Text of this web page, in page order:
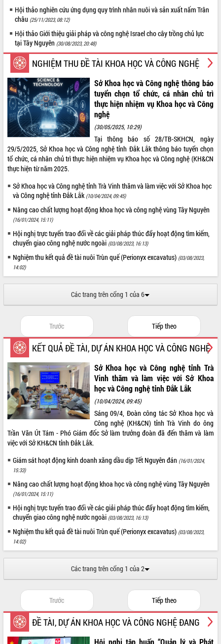
Hội thảo nghiên cứu ứng dụng quy trình nhân nuôi và sản xuất nấm Trân
châu (25/11/2023, 08:12)
Hội thảo Giới thiệu giải pháp và công nghệ Israel cho cây trồng chủ lực
tại Tây Nguyên (30/08/2023, 20:48)
NGHIỆM THU ĐỀ TÀI KHOA HỌC VÀ CÔNG NGHỆ
Sở Khoa học và Công nghệ thông báo
tuyển chọn tổ chức, cá nhân chủ trì
thực hiện nhiệm vụ Khoa học và Công
nghệ
(30/05/2025, 10:29)
Tại thông báo số 28/TB-SKHCN, ngày
29/5/2025, Sở Khoa học và Công nghệ tỉnh Đắk Lắk thông báo tuyển chọn
tổ chức, cá nhân chủ trì thực hiện nhiệm vụ Khoa học và Công nghệ (KH&CN
thực hiện từ năm 2025.
Sở Khoa học và Công nghệ tỉnh Trà Vinh thăm và làm việc với Sở Khoa học
và Công nghệ tỉnh Đắk Lắk (10/04/2024, 09:45)
Nâng cao chất lượng hoạt động khoa học và công nghệ vùng Tây Nguyên
(16/01/2024, 15:11)
Hội nghị trực tuyến trao đổi về các giải pháp thúc đẩy hoạt động tìm kiếm,
chuyển giao công nghệ nước ngoài (03/08/2023, 16:13)
Nghiệm thu kết quả đề tài nuôi Trùn quế (Perionyx excavatus) (03/08/2023,
14:02)
Các trang trên cổng 1 của 6
Trước Tiếp theo
KẾT QUẢ ĐỀ TÀI, DỰ ÁN KHOA HỌC VÀ CÔNG NGHỆ
Sở Khoa học và Công nghệ tỉnh Trà
Vinh thăm và làm việc với Sở Khoa
học và Công nghệ tỉnh Đắk Lắk
(10/04/2024, 09:45)
Sáng 09/4, Đoàn công tác Sở Khoa học và
Công nghệ (KH&CN) tỉnh Trà Vinh do ông
Trần Văn Út Tám - Phó Giám đốc Sở làm trưởng đoàn đã đến thăm và làm
việc với Sở KH&CN tỉnh Đắk Lắk.
Giám sát hoạt động kinh doanh xăng dầu dịp Tết Nguyên đán (16/01/2024,
15:33)
Nâng cao chất lượng hoạt động khoa học và công nghệ vùng Tây Nguyên
(16/01/2024, 15:11)
Hội nghị trực tuyến trao đổi về các giải pháp thúc đẩy hoạt động tìm kiếm,
chuyển giao công nghệ nước ngoài (03/08/2023, 16:13)
Nghiệm thu kết quả đề tài nuôi Trùn quế (Perionyx excavatus) (03/08/2023,
14:02)
Các trang trên cổng 1 của 2
Trước Tiếp theo
ĐỀ TÀI, DỰ ÁN KHOA HỌC VÀ CÔNG NGHỆ ĐANG
THỰC HIỆN
Hội nghị tập huấn “Quản lý và Phát